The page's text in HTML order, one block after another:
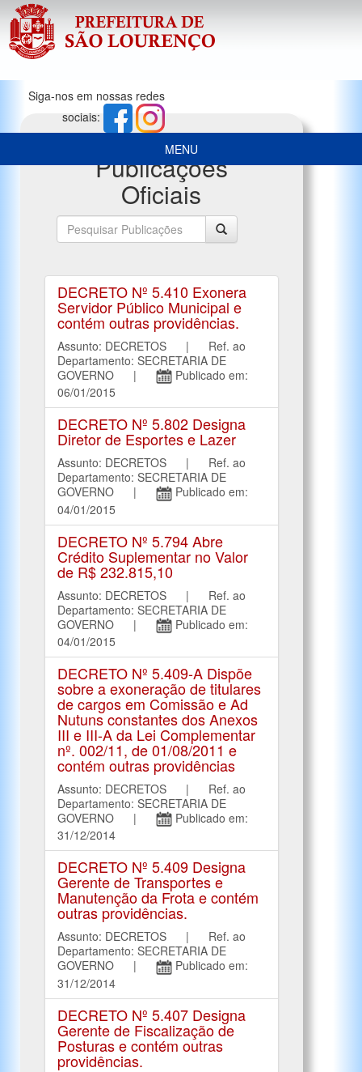
Siga-nos em nossas redes
sociais:
MENU
Publicações
Oficiais
DECRETO Nº 5.410 Exonera
Servidor Público Municipal e
contém outras providências.
Assunto: DECRETOS | Ref. ao
Departamento: SECRETARIA DE
GOVERNO |
Publicado em:
06/01/2015
DECRETO Nº 5.802 Designa
Diretor de Esportes e Lazer
Assunto: DECRETOS | Ref. ao
Departamento: SECRETARIA DE
GOVERNO |
Publicado em:
04/01/2015
DECRETO Nº 5.794 Abre
Crédito Suplementar no Valor
de R$ 232.815,10
Assunto: DECRETOS | Ref. ao
Departamento: SECRETARIA DE
GOVERNO |
Publicado em:
04/01/2015
DECRETO Nº 5.409-A Dispõe
sobre a exoneração de titulares
de cargos em Comissão e Ad
Nutuns constantes dos Anexos
III e III-A da Lei Complementar
nº. 002/11, de 01/08/2011 e
contém outras providências
Assunto: DECRETOS | Ref. ao
Departamento: SECRETARIA DE
GOVERNO |
Publicado em:
31/12/2014
DECRETO Nº 5.409 Designa
Gerente de Transportes e
Manutenção da Frota e contém
outras providências.
Assunto: DECRETOS | Ref. ao
Departamento: SECRETARIA DE
GOVERNO |
Publicado em:
31/12/2014
DECRETO Nº 5.407 Designa
Gerente de Fiscalização de
Posturas e contém outras
providências.